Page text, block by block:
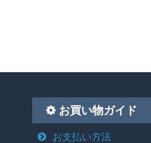
お買い物ガイド
お支払い方法